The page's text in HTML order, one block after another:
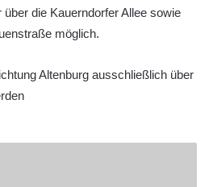
die Kauerndorfer Allee sowie
möglich.
Altenburg ausschließlich über